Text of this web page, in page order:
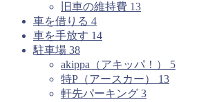
旧車の維持費 13
車を借りる 4
車を手放す 14
駐車場 38
akippa（アキッパ！） 5
特P（アースカー） 13
軒先パーキング 3